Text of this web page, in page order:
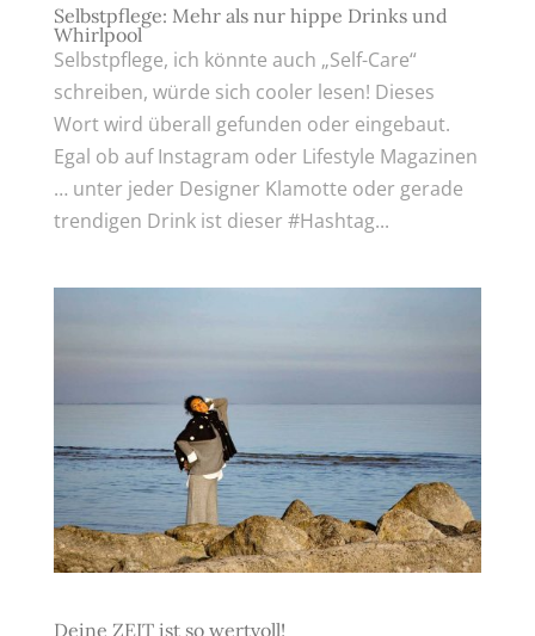
Selbstpflege: Mehr als nur hippe Drinks und
Whirlpool
Selbstpflege, ich könnte auch „Self-Care“
schreiben, würde sich cooler lesen! Dieses
Wort wird überall gefunden oder eingebaut.
Egal ob auf Instagram oder Lifestyle Magazinen
… unter jeder Designer Klamotte oder gerade
trendigen Drink ist dieser #Hashtag...
Deine ZEIT ist so wertvoll!